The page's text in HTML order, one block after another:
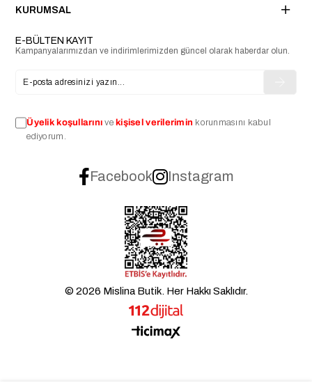
KURUMSAL
E-BÜLTEN KAYIT
Kampanyalarımızdan ve indirimlerimizden güncel olarak haberdar olun.
Üyelik koşullarını vekişisel verilerimin korunmasını kabul
ediyorum.
Facebook Instagram
© 2026 Mislina Butik. Her Hakkı Saklıdır.